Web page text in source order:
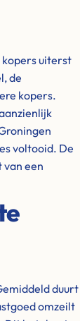
kopers uiterst
de
kopers.
voltooid. De
van een
duurt
omzeilt